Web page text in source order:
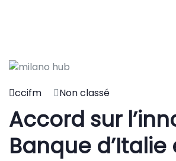
ccifm Non classé
Accord sur
Banque